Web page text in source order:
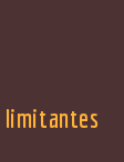
limitantes